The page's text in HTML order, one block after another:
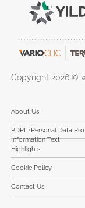
Copyright 2026 ©
About Us
PDPL (Personal Data
Information Text
Highlights
Cookie Policy
Contact Us